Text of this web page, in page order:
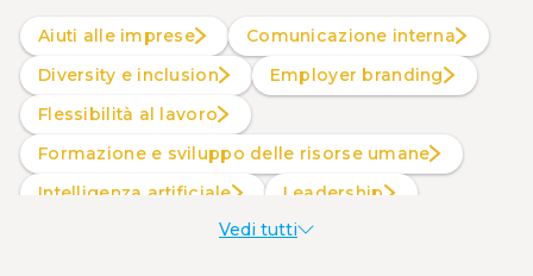
Aiuti alle imprese
Comunicazione interna
Diversity e inclusion
Employer branding
Flessibilità al lavoro
Formazione e sviluppo delle risorse umane
intelligenza artificiale
Leadership
Produttività al lavoroVedi tutti